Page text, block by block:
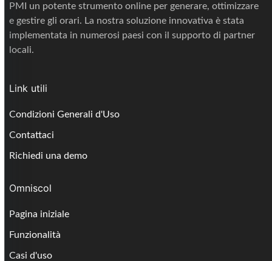
PMI un potente strumento online per generare, ottimizzare
e gestire gli orari. La nostra soluzione innovativa è stata
implementata in numerosi paesi con il supporto di partner
locali.
Link utili
Condizioni Generali d'Uso
Contattaci
Richiedi una demo
Omniscol
Pagina iniziale
Funzionalità
Casi d'uso